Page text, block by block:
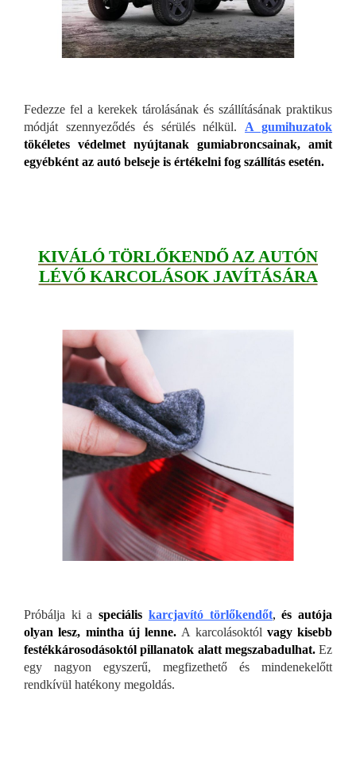
Fedezze fel a kerekek tárolásának és szállításának praktikus
módját szennyeződés és sérülés nélkül.A gumihuzatok
tökéletes védelmet nyújtanak gumiabroncsainak, amit
egyébként az autó belseje is értékelni fog szállítás esetén.
KIVÁLÓ TÖRLŐKENDŐ AZ AUTÓN
LÉVŐ KARCOLÁSOK JAVÍTÁSÁRA
Próbálja ki aspeciális karcjavító törlőkendőt,és autója
olyan lesz, mintha új lenne. A karcolásoktól vagy kisebb
festékkárosodásoktól pillanatok alatt megszabadulhat.Ez
egy nagyon egyszerű, megfizethető és mindenekelőtt
rendkívül hatékony megoldás.